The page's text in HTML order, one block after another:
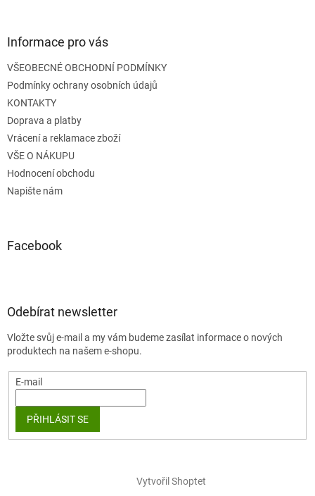
Informace pro vás
VŠEOBECNÉ OBCHODNÍ PODMÍNKY
Podmínky ochrany osobních údajů
KONTAKTY
Doprava a platby
Vrácení a reklamace zboží
VŠE O NÁKUPU
Hodnocení obchodu
Napište nám
Facebook
Odebírat newsletter
Vložte svůj e-mail a my vám budeme zasílat informace o nových
produktech na našem e-shopu.
E-mail
PŘIHLÁSIT SE
Vytvořil Shoptet